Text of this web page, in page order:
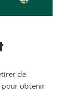
de
pour obtenir